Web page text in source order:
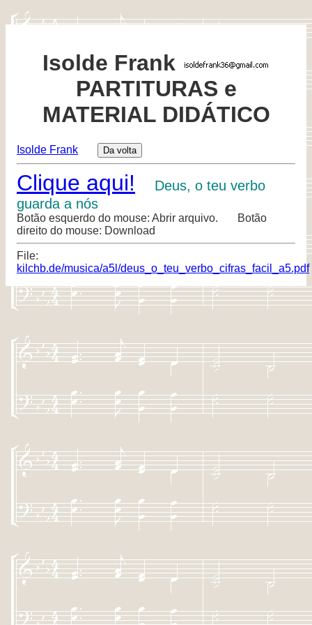
Isolde Frank
PARTITURAS e
MATERIAL DIDÁTICO
Isolde Frank
Clique aqui!
Deus, o teu verbo
guarda a nós
Botão esquerdo do mouse: Abrir arquivo. Botão
direito do mouse: Download
File:
kilchb.de/musica/a5l/deus_o_teu_verbo_cifras_facil_a5.pdf